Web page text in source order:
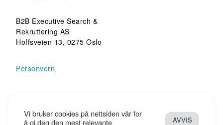
B2B Executive Search &
Rekruttering AS
Hoffsveien 13, 0275 Oslo
Personvern
Copyright © 2010 - 2026 B2B Executive Search &
Rekruttering AS - Tryggere rekruttering. Tyngde i rådgivning.
Vi bruker cookies på nettsiden vår for
å gi deg den mest relevante
AVVIS